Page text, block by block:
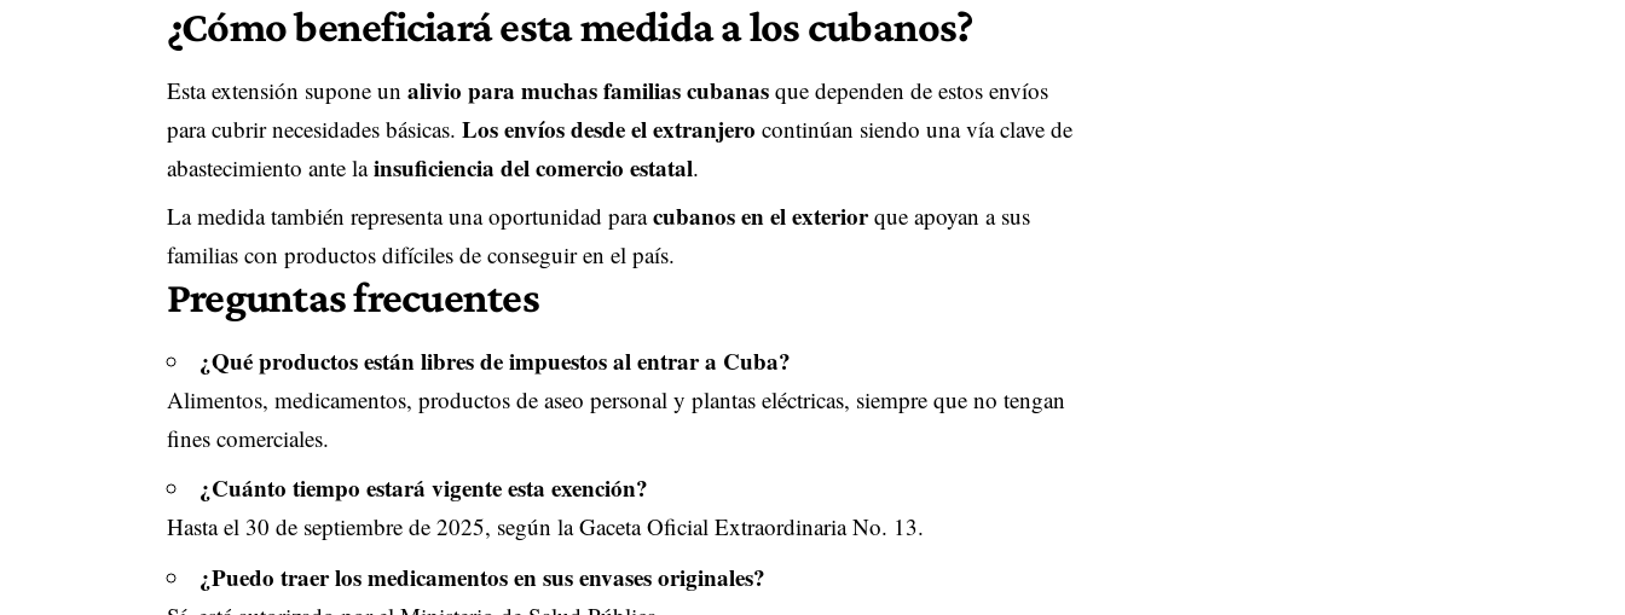
¿Cómo beneficiará esta medida a los cubanos?
Esta extensión supone un alivio para muchas familias cubanasque dependen de estos envíos
para cubrir necesidades básicas. Los envíos desde el extranjero continúan siendo una vía clave de
abastecimiento ante lainsuficiencia del comercio estatal.
La medida también representa una oportunidad paracubanos en el exteriorque apoyan a sus
familias con productos difíciles de conseguir en el país.
Preguntas frecuentes
¿Qué productos están libres de impuestos al entrar a Cuba?
Alimentos, medicamentos, productos de aseo personal y plantas eléctricas, siempre que no tengan
fines comerciales.
¿Cuánto tiempo estará vigente esta exención?
Hasta el 30 de septiembre de 2025, según la Gaceta Oficial Extraordinaria No. 13.
¿Puedo traer los medicamentos en sus envases originales?